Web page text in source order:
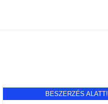
BESZERZÉS ALATT!